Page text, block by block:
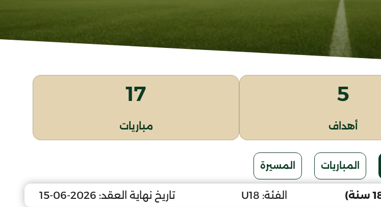
5
أهداف
17
مباريات
المباريات المسيرة
الفئة: U18 تاريخ نهاية العقد: 2026-06-15